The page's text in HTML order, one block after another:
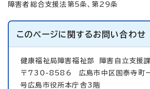
障害者総合支援法第5条、第29条
このページに関するお問い合わせ
健康福祉局障害福祉部
障害自立支援
〒730-8586 広島市中区国泰寺町
号広島市役所本庁舎3階